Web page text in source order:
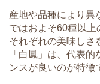
産地や品種により異
ではおよそ60種以
それぞれの美味しさ
「白鳳」は、代表
ンスが良いのが特徴